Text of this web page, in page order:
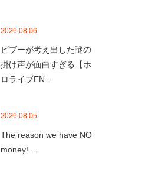
2026.08.06
ビブーが考え出した謎の
掛け声が面白すぎる【ホ
ロライブEN…
2026.08.05
The reason we have NO
money!…